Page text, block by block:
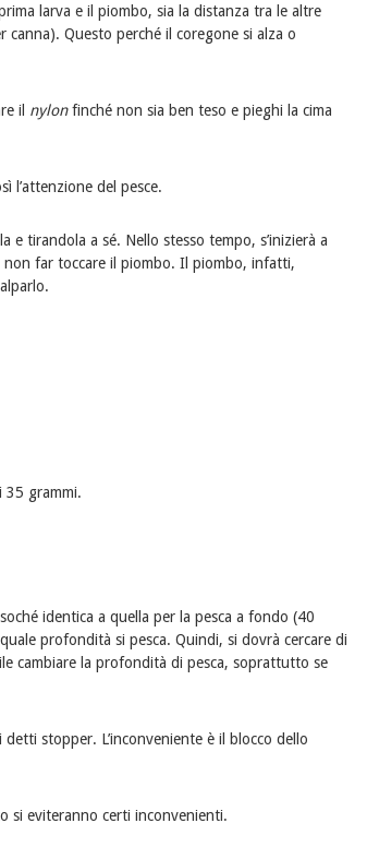
larva e il piombo, sia la distanza tra le altre
Questo perché il coregone si alza o
il nylonfinché non sia ben teso e pieghi la cima
l’attenzione del pesce.
e tirandola a sé. Nello stesso tempo, s’inizierà a
far toccare il piombo. Il piombo, infatti,
35 grammi.
identica a quella per la pesca a fondo (40
profondità si pesca. Quindi, si dovrà cercare di
cambiare la profondità di pesca, soprattutto se
stopper. L’inconveniente è il blocco dello
si eviteranno certi inconvenienti.